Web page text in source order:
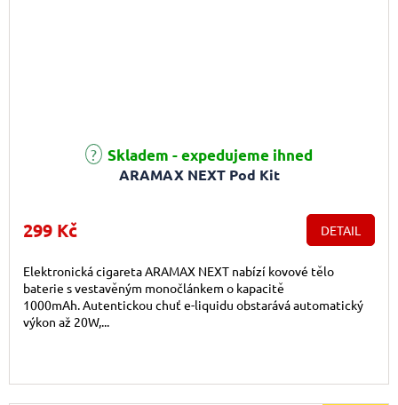
ARAMAX NEXT Pod Kit
Průměrné hodnocení produktu je 5,0 z 5 hvězdiček.
Skladem - expedujeme ihned
299 Kč DETAIL
Elektronická cigareta ARAMAX NEXT nabízí kovové tělo
baterie s vestavěným monočlánkem o kapacitě
1000mAh. Autentickou chuť e-liquidu obstarává automatický
výkon až 20W,...